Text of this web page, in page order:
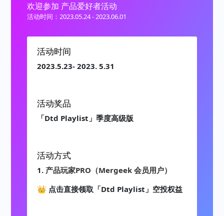
欢迎参加 产品爱好者活动
活动时间：2023.05.24 - 2023.06.01
活动时间
2023.5.23- 2023. 5.31
活动奖品
「Dtd Playlist」季度高级版
活动方式
1. 产品玩家PRO（Mergeek 会员用户）
👑 点击直接领取「Dtd Playlist」空投权益